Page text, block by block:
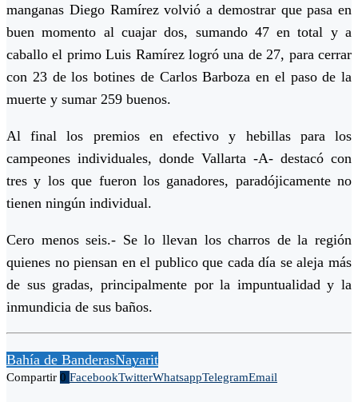
manganas Diego Ramírez volvió a demostrar que pasa en
buen momento al cuajar dos, sumando 47 en total y a
caballo el primo Luis Ramírez logró una de 27, para cerrar
con 23 de los botines de Carlos Barboza en el paso de la
muerte y sumar 259 buenos.
Al final los premios en efectivo y hebillas para los
campeones individuales, donde Vallarta -A- destacó con
tres y los que fueron los ganadores, paradójicamente no
tienen ningún individual.
Cero menos seis.- Se lo llevan los charros de la región
quienes no piensan en el publico que cada día se aleja más
de sus gradas, principalmente por la impuntualidad y la
inmundicia de sus baños.
Bahía de BanderasNayarit
Compartir 0 FacebookTwitterWhatsappTelegramEmail